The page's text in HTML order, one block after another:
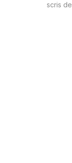
scris de